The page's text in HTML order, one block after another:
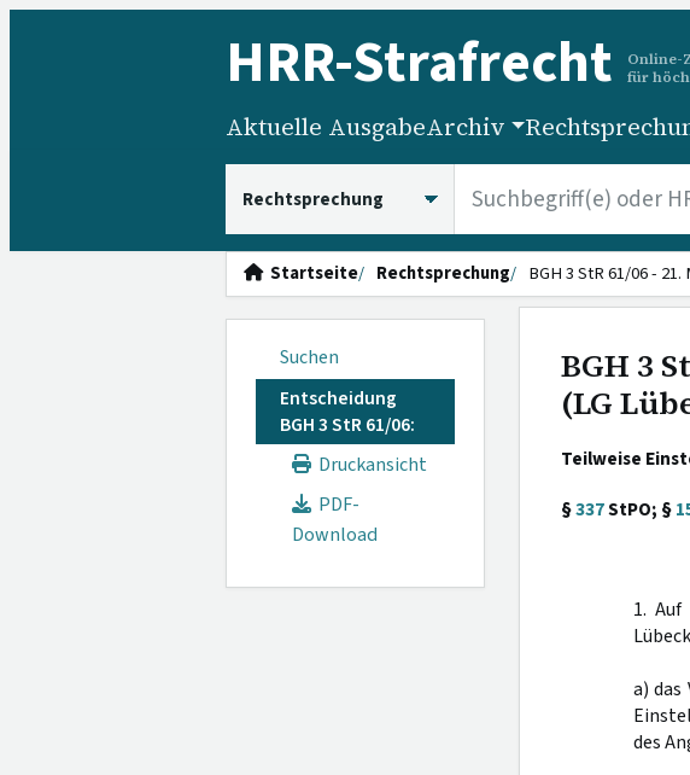
HRR-Strafrecht
Online-
für
Aktuelle AusgabeArchiv
Startseite Rechtsprechung BGH 3 StR 61/06 -
Suchen
Entscheidung
BGH 3 StR 61/06:
Druckansicht
PDF-
Download
BGH 3
(LG
Teilweise
§337StPO; §
1.
a)
des